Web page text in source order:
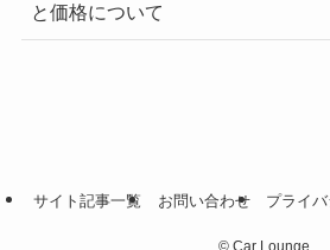
と価格について
サイト記事一覧 お問い合わせ プライ
© Car Lounge.